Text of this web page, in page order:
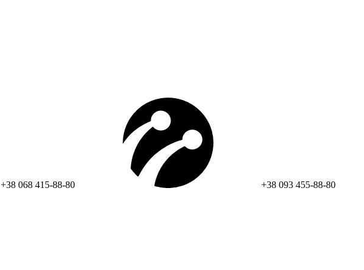
+38 068 415-88-80 +38 093 455-88-80